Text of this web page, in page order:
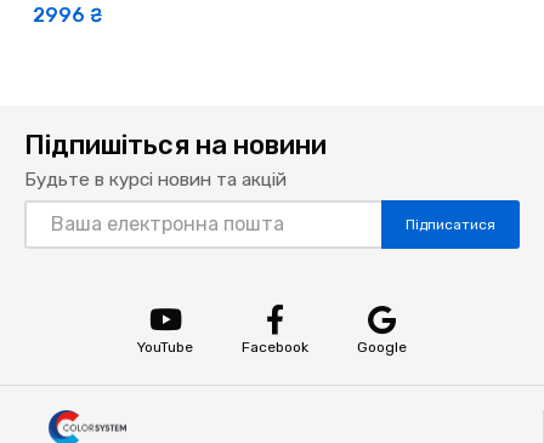
2996 ₴
Підпишіться на новини
Будьте в курсі новин та акцій
Підписатися
YouTube Facebook Google